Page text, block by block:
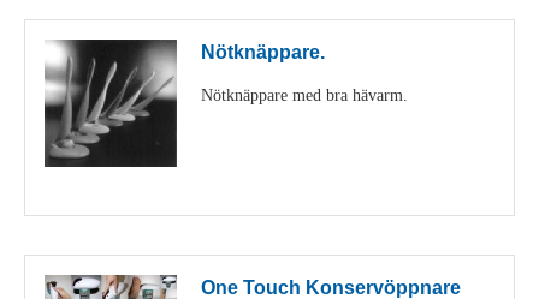
Nötknäppare.
Nötknäppare med bra hävarm.
One Touch Konservöppnare